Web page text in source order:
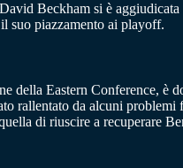
Beckham si è
suo piazzamento ai playoff.
della Eastern Conference, è
rallentato da alcuni
di riuscire a recuperare